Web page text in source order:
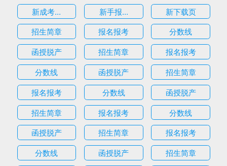
新成考...
新手报...
新下载页
招生简章
报名报考
分数线
函授脱产
招生简章
报名报考
分数线
函授脱产
招生简章
报名报考
分数线
函授脱产
招生简章
报名报考
分数线
函授脱产
招生简章
报名报考
分数线
函授脱产
招生简章